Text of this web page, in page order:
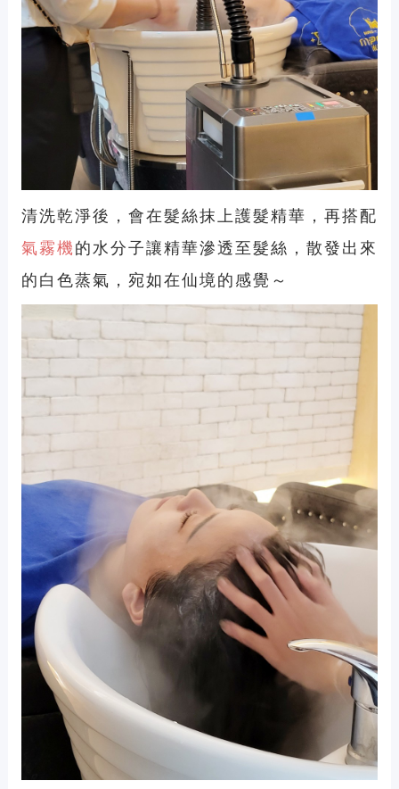
清洗乾淨後，會在髮絲抹上護髮精華，再搭配
氣霧機的水分子讓精華滲透至髮絲，散發出來
的白色蒸氣，宛如在仙境的感覺～